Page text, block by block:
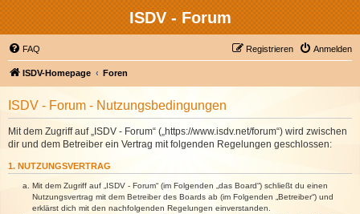
ISDV - Forum
FAQ Anmelden
Registrieren
ISDV-Homepage Foren
ISDV - Forum - Nutzungsbedingungen
Mit dem Zugriff auf „ISDV - Forum“ („https://www.isdv.net/forum“) wird zwischen
dir und dem Betreiber ein Vertrag mit folgenden Regelungen geschlossen:
1. NUTZUNGSVERTRAG
Mit dem Zugriff auf „ISDV - Forum“ (im Folgenden „das Board“) schließt du einen
Nutzungsvertrag mit dem Betreiber des Boards ab (im Folgenden „Betreiber“) und
erklärst dich mit den nachfolgenden Regelungen einverstanden.